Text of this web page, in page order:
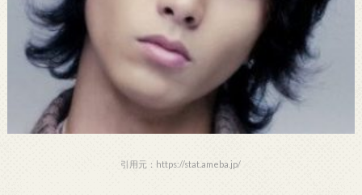
引用元：https://stat.ameba.jp/